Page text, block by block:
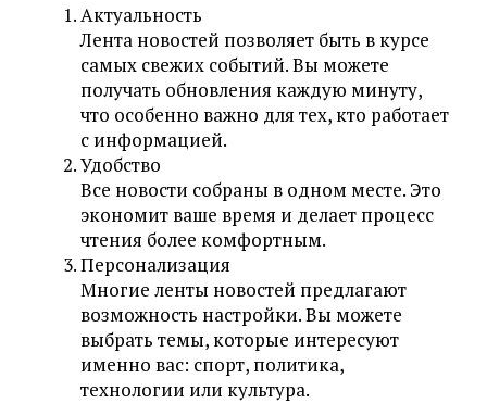
Актуальность
Лента новостей позволяет быть в курсе
самых свежих событий. Вы можете
получать обновления каждую минуту,
что особенно важно для тех, кто работает
с информацией.
Удобство
Все новости собраны в одном месте. Это
экономит ваше время и делает процесс
чтения более комфортным.
Персонализация
Многие ленты новостей предлагают
возможность настройки. Вы можете
выбрать темы, которые интересуют
именно вас: спорт, политика,
технологии или культура.